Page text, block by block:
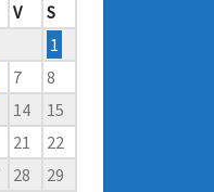
V
S
1
7
8
14
15
21
22
28
29